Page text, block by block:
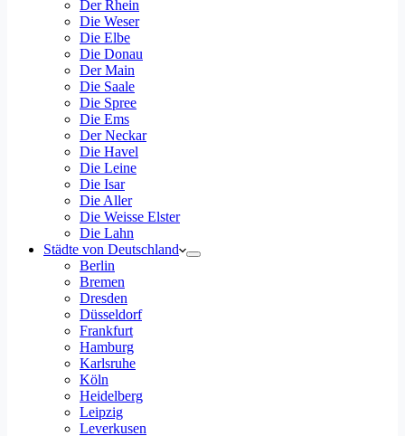
Der Rhein
Die Weser
Die Elbe
Die Donau
Der Main
Die Saale
Die Spree
Die Ems
Der Neckar
Die Havel
Die Leine
Die Isar
Die Aller
Die Weisse Elster
Die Lahn
Städte von Deutschland
Berlin
Bremen
Dresden
Düsseldorf
Frankfurt
Hamburg
Karlsruhe
Köln
Heidelberg
Leipzig
Leverkusen